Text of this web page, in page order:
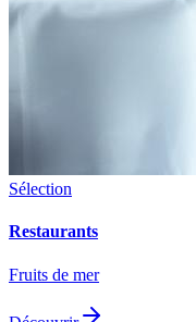
Sélection
Restaurants
Fruits de mer